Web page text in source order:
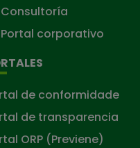
Consultoría
Portal corporativo
de conformidade
de transparencia
ORP (Previene)